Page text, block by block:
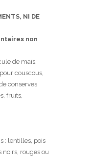
NI DE
non
de maïs,
couscous,
conserves
fruits,
: lentilles, pois
noirs, rouges ou